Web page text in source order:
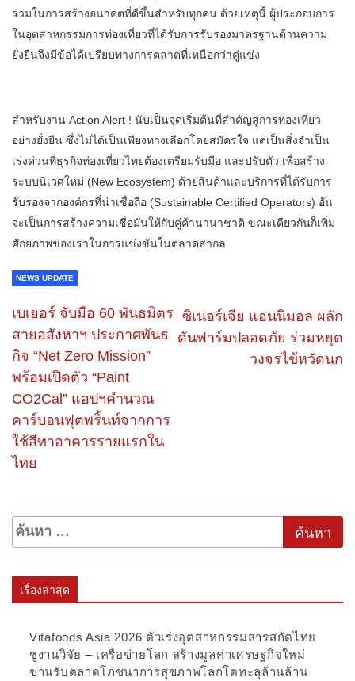
ร่วมในการสร้างอนาคตที่ดีขึ้นสำหรับทุกคน ด้วยเหตุนี้ ผู้ประกอบการ
ในอุตสาหกรรมการท่องเที่ยวที่ได้รับการรับรองมาตรฐานด้านความ
ยั่งยืนจึงมีข้อได้เปรียบทางการตลาดที่เหนือกว่าคู่แข่ง
สำหรับงาน Action Alert ! นับเป็นจุดเริ่มต้นที่สำคัญสู่การท่องเที่ยว
อย่างยั่งยืน ซึ่งไม่ได้เป็นเพียงทางเลือกโดยสมัครใจ แต่เป็นสิ่งจำเป็น
เร่งด่วนที่ธุรกิจท่องเที่ยวไทยต้องเตรียมรับมือ และปรับตัว เพื่อสร้าง
ระบบนิเวศใหม่ (New Ecosystem) ด้วยสินค้าและบริการที่ได้รับการ
รับรองจากองค์กรที่น่าเชื่อถือ (Sustainable Certified Operators) อัน
จะเป็นการสร้างความเชื่อมั่นให้กับคู่ค้านานาชาติ ขณะเดียวกันก็เพิ่ม
ศักยภาพของเราในการแข่งขันในตลาดสากล
NEWS UPDATE
เบเยอร์ จับมือ 60 พันธมิตร
สายอสังหาฯ ประกาศพันธ
กิจ “Net Zero Mission”
พร้อมเปิดตัว “Paint
CO2Cal” แอปฯคำนวณ
คาร์บอนฟุตพริ้นท์จากการ
ใช้สีทาอาคารรายแรกใน
ไทย
ซิเนอร์เจีย แอนนิมอล ผลัก
ดันฟาร์มปลอดภัย ร่วมหยุด
วงจรไข้หวัดนก
เรื่องล่าสุด
Vitafoods Asia 2026 ตัวเร่งอุตสาหกรรมสารสกัดไทย
ชูงานวิจัย – เครือข่ายโลก สร้างมูลค่าเศรษฐกิจใหม่
ขานรับตลาดโภชนาการสุขภาพโลกโตทะลุล้านล้าน